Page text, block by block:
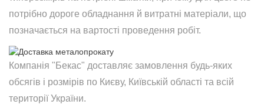
потрібно дороге обладнання й витратні матеріали, що
позначається на вартості проведення робіт.
Компанія "Бекас" доставляє замовлення будь-яких
обсягів і розмірів по Києву, Київській області та всій
території України.